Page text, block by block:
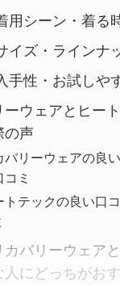
シーン・着る
イズ・ラインナ
手性・お試しや
ーウェアとヒー
の声
バリーウェアの良
コミ
トテックの良い口
カバリーウェア
人にどっちがお